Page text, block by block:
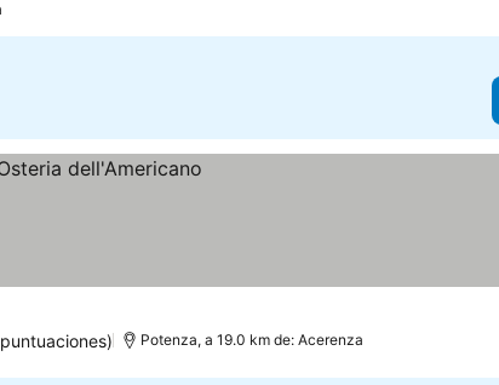
Potenza, a 19.0 km de: Acerenza